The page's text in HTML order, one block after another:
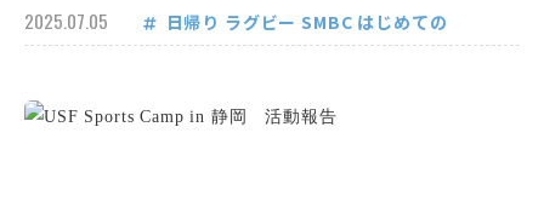
2025.07.05 日帰り ラグビー SMBC はじめての